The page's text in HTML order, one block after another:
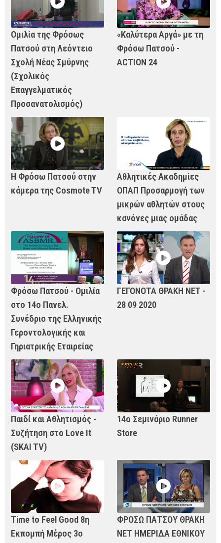
Ομιλία της Φρόσως
Πατσού στη Λεόντειο
Σχολή Νέας Σμύρνης
(Σχολικός
Επαγγελματικός
Προσανατολισμός)
«Καλύτερα Αργά» με τη
Φρόσω Πατσού -
ACTION 24
Η Φρόσω Πατσού στην
κάμερα της Cosmote TV
Αθλητικές Ακαδημίες
ΟΠΑΠ Προσαρμογή των
μικρών αθλητών στους
κανόνες μιας ομάδας
Φρόσω Πατσού - Ομιλία
στο 14o Πανελ.
Συνέδριο της Ελληνικής
Γεροντολογικής και
Γηριατρικής Εταιρείας
ΓΕΓΟΝΟΤΑ ΘΡΑΚΗ ΝΕΤ -
28 09 2020
Παιδί και Αθλητισμός -
Συζήτηση στο Love It
(SKAI TV)
14ο Σεμινάριο Runner
Store
Time to Feel Good 8η
Εκπομπή Μέρος 3ο
ΦΡΟΣΩ ΠΑΤΣΟΥ ΘΡΑΚΗ
ΝΕΤ ΗΜΕΡΙΔΑ ΕΘΝΙΚΟΥ